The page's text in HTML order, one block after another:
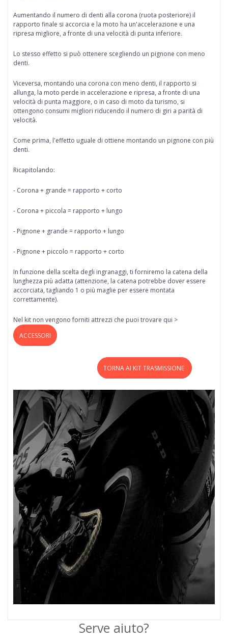
Aumentando il numero di denti alla corona (ruota posteriore) il
rapporto finale si accorcia e la moto ha un'accelerazione e una
ripresa migliore, a fronte di una velocità di punta inferiore.
Lo stesso effetto si può ottenere scegliendo un pignone con meno
denti.
Viceversa, montando una corona con meno denti, il rapporto si
allunga, la moto perde in accelerazione e ripresa, a fronte di una
velocità di punta maggiore, o in caso di moto da turismo, si
ottengono consumi migliori riducendo il numero di giri a parità di
velocità.
Come prima, l'effetto uguale di ottiene montando un pignone con più
denti.
Ricapitolando:
- Corona + grande = rapporto + corto
- Corona + piccola = rapporto + lungo
- Pignone + grande = rapporto + lungo
- Pignone + piccolo = rapporto + corto
In funzione della scelta degli ingranaggi, ti forniremo la catena della
lunghezza più adatta (attenzione, la catena potrebbe dover essere
accorciata, tagliando 1 o più maglie per essere montata
correttamente).
Nel kit non vengono forniti attrezzi che puoi trovare qui >
ACCESSORI
TORNA AI KIT TRASMISSIONE
Serve aiuto?